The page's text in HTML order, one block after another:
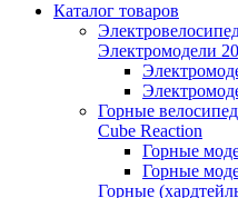
Каталог товаров
Электромодели
Горные
Cube Reaction
Горные
Горные
Горные